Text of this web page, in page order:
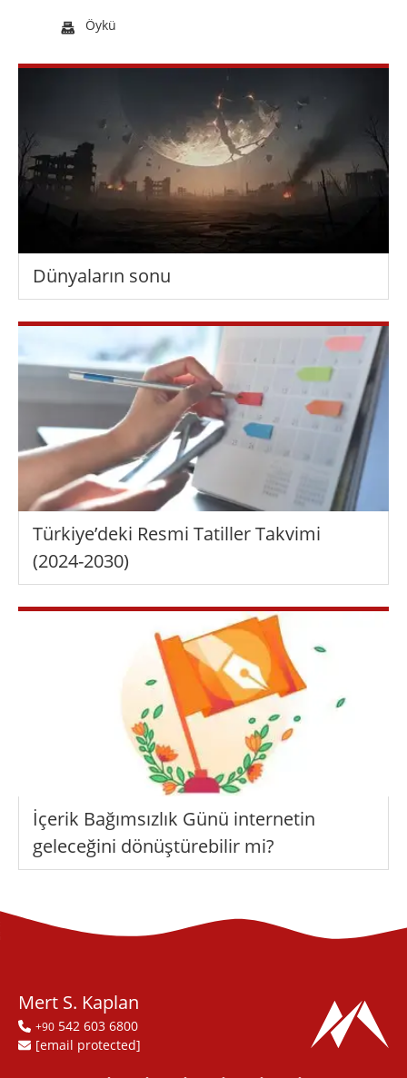
Öykü
Dünyaların sonu
Türkiye’deki Resmi Tatiller Takvimi
(2024-2030)
İçerik Bağımsızlık Günü internetin
geleceğini dönüştürebilir mi?
Mert S. Kaplan
+90 542 603 6800
[email protected]